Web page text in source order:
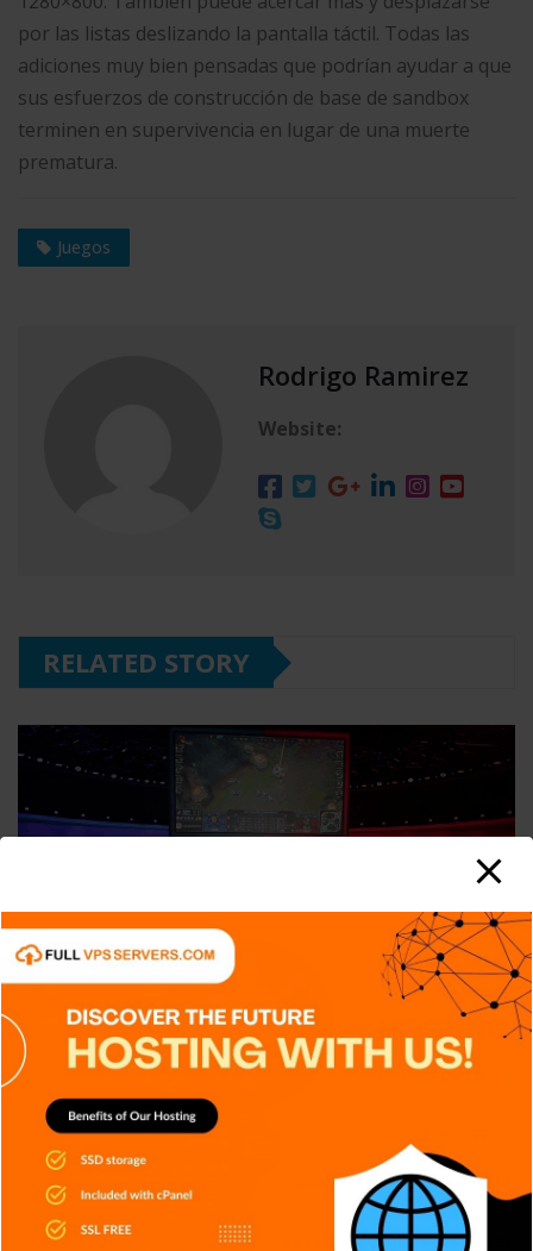
por las listas deslizando la pantalla táctil. Todas las
adiciones muy bien pensadas que podrían ayudar a que
sus esfuerzos de construcción de base de sandbox
terminen en supervivencia en lugar de una muerte
prematura.
Juegos
Rodrigo Ramirez
Website:
RELATED STORY
CONSOLAS GENERAL JUEGOS
TECH
Cómo los eSports se están
profesionalizando
Carlos Conde